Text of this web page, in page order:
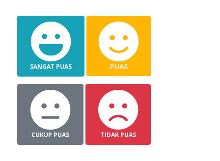
SANGAT PUAS PUAS
CUKUP PUAS TIDAK PUAS